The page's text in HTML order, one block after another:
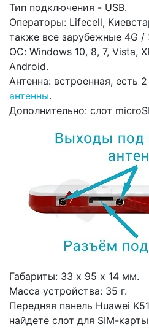
Тип подключения - USB.
Операторы: Lifecell,
также все зарубежные 4G /
ОС: Windows 10, 8, 7, Vista,
Android.
Антенна: встроенная, есть
антенны.
Дополнительно: слот
Габариты: 33 x 95 x 14 мм.
Масса устройства: 35 г.
Передняя панель Huawei
найдете слот для SIM-